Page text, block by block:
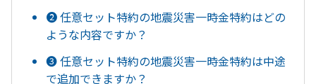
➋ 任意セット特約の地震災害一時金特約はどの
ような内容ですか？
❸ 任意セット特約の地震災害一時金特約は中途
で追加できますか？